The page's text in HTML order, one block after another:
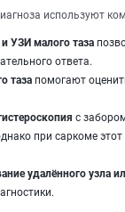
используют
УЗИ малого таза
ответа.
таза помогают
с
при саркоме этот
удалённого узла